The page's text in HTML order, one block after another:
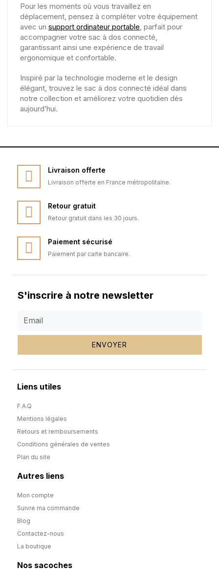
Pour les moments où vous travaillez en
déplacement, pensez à compléter votre équipement
avec un support ordinateur portable, parfait pour
accompagner votre sac à dos connecté,
garantissant ainsi une expérience de travail
ergonomique et confortable.
Inspiré par la technologie moderne et le design
élégant, trouvez le sac à dos connecté idéal dans
notre collection et améliorez votre quotidien dès
aujourd’hui.
Livraison offerte
Livraison offerte en France métropolitaine.
Retour gratuit
Retour gratuit dans les 30 jours.
Paiement sécurisé
Paiement par carte bancaire.
S'inscrire à notre newsletter
ENVOYER
Liens utiles
F.A.Q
Mentions légales
Retours et remboursements
Conditions générales de ventes
Plan du site
Autres liens
Mon compte
Suivre ma commande
Blog
Contactez-nous
La boutique
Nos sacoches